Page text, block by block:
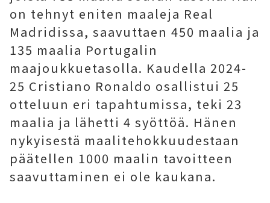
on tehnyt eniten maaleja Real
Madridissa, saavuttaen 450 maalia ja
135 maalia Portugalin
maajoukkuetasolla. Kaudella 2024-
25 Cristiano Ronaldo osallistui 25
otteluun eri tapahtumissa, teki 23
maalia ja lähetti 4 syöttöä. Hänen
nykyisestä maalitehokkuudestaan ​​
päätellen 1000 maalin tavoitteen
saavuttaminen ei ole kaukana.